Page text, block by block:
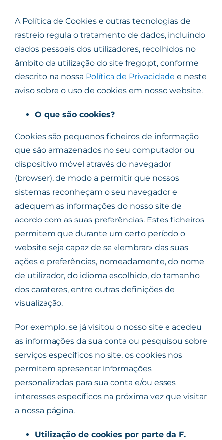
A Política de Cookies e outras tecnologias de
rastreio regula o tratamento de dados, incluindo
dados pessoais dos utilizadores, recolhidos no
âmbito da utilização do site frego.pt, conforme
descrito na nossa Política de Privacidade e neste
aviso sobre o uso de cookies em nosso website.
O que são cookies?
Cookies são pequenos ficheiros de informação
que são armazenados no seu computador ou
dispositivo móvel através do navegador
(browser), de modo a permitir que nossos
sistemas reconheçam o seu navegador e
adequem as informações do nosso site de
acordo com as suas preferências. Estes ficheiros
permitem que durante um certo período o
website seja capaz de se «lembrar» das suas
ações e preferências, nomeadamente, do nome
de utilizador, do idioma escolhido, do tamanho
dos carateres, entre outras definições de
visualização.
Por exemplo, se já visitou o nosso site e acedeu
as informações da sua conta ou pesquisou sobre
serviços específicos no site, os cookies nos
permitem apresentar informações
personalizadas para sua conta e/ou esses
interesses específicos na próxima vez que visitar
a nossa página.
Utilização de cookies por parte da F.